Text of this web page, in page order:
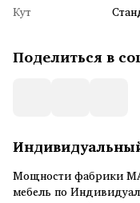
Кут
Поделиться в
Мощности фабрики
мебель по